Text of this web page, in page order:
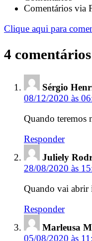
Comentários via
Clique aqui para
4 comentários
Sérgio
08/12/2020 às
Quando teremos
Responder
Juliely
28/08/2020 às
Quando vai abrir
Responder
Marleusa
05/08/2020 às